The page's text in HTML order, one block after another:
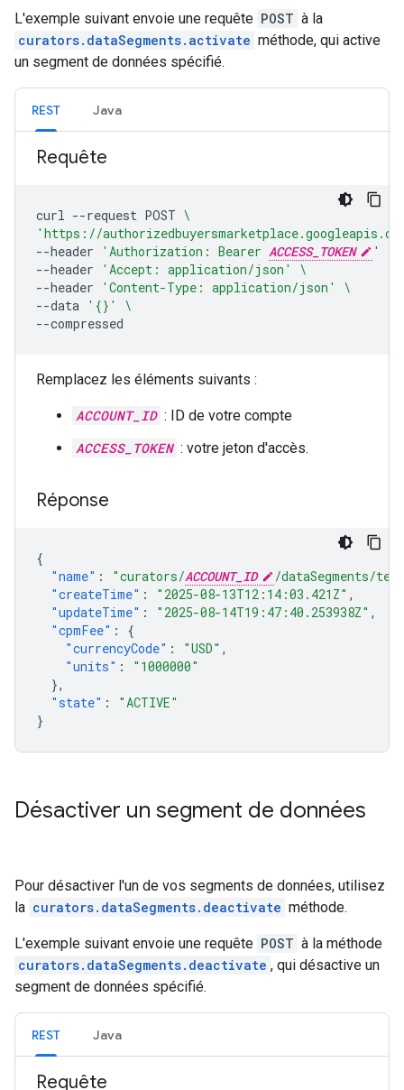
L'exemple suivant envoie une requête POST à la
curators.dataSegments.activate méthode, qui active
un segment de données spécifié.
REST Java
Requête
curl --request POST \
'https://
--header
'Authorization: Bearer ACCESS_TOKEN '
--header
'Accept: application/json'
\
--header
'Content-Type: application/json'
\
--data '{}'
\
Remplacez les éléments suivants :
ACCOUNT_ID : ID de votre compte
ACCESS_TOKEN : votre jeton d'accès.
Réponse
{
"name" : "curators/ACCOUNT_ID
/dataSegments/
"createTime" : "2025-08-13T12:14:03.421Z" ,
"updateTime" : "2025-08-14T19:47:40.253938Z" ,
"cpmFee" :
{
"currencyCode" : "USD" ,
"units" :
"1000000"
},
"state" :
"ACTIVE"
}
Désactiver un segment de données
Pour désactiver l'un de vos segments de données, utilisez
la curators.dataSegments.deactivate méthode.
L'exemple suivant envoie une requête POST à la méthode
curators.dataSegments.deactivate , qui désactive un
segment de données spécifié.
REST Java
Requête